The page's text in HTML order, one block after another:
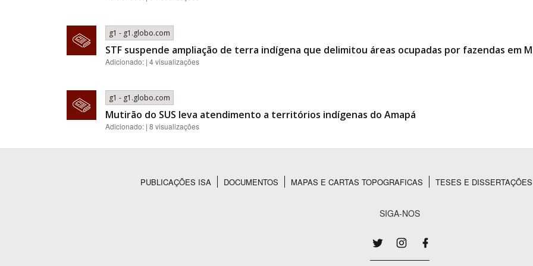
g1 - g1.globo.com
STF suspende ampliação de terra indígena que delimitou áreas ocupadas por fazendas em
Adicionado: | 4 visualizações
g1 - g1.globo.com
Mutirão do SUS leva atendimento a territórios indígenas do Amapá
Adicionado: | 8 visualizações
PUBLICAÇÕES ISA DOCUMENTOS MAPAS E CARTAS TOPOGRAFICAS TESES E DISSERTAÇÕES
SIGA-NOS